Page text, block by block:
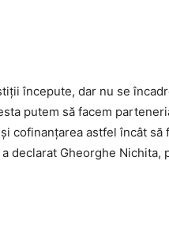
începute, dar nu se
putem să facem
cofinanțarea astfel încât
declarat Gheorghe